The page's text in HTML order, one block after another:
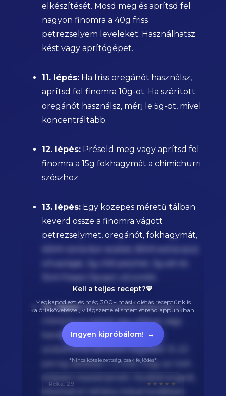
elkészítését. Mosd meg és aprítsd fel
nagyon finomra a 40g friss
petrezselyem leveleket. Használhatsz
kést vagy aprítógépet.
11. lépés:Ha friss oregánót használsz,
aprítsd fel finomra 10g-ot. Ha szárított
oregánót használsz, mérj le 5g-ot, mivel
koncentráltabb.
12. lépés:Préseld meg vagy aprítsd fel
finomra a 15g fokhagymát a chimichurri
szószhoz.
13. lépés:Egy közepes méretű tálban
keverd össze a finomra vágott
petrezselymet, oregánót, fokhagymát,
olívaolajat, 3g chili pelyhet, 3g sót és
14. lépés:Keverd össze alaposan a
chimichurri szószt egy villával vagy
kanállal. Hagyd állni
szobahőmérsékleten legalább 15-20
percig, ideálisan 1-2 órát, hogy az ízek
teljesen összeérjenek. Ha időd engedi,
Kell a teljes recept?💙
Megkapod ezt és még 300+ másik diétás receptünk is
kalóriakövetéssel, világszerte elismert étrend appunkban!
Ingyen kipróbálom! →
*Nincs kötelezettség, csak fejlődés*
Dóra, 25 ★★★★★